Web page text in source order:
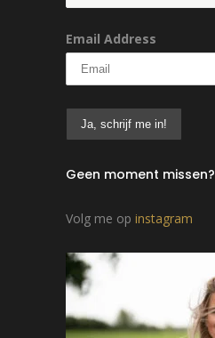
Email Address
Geen moment missen?
Volg me op instagram